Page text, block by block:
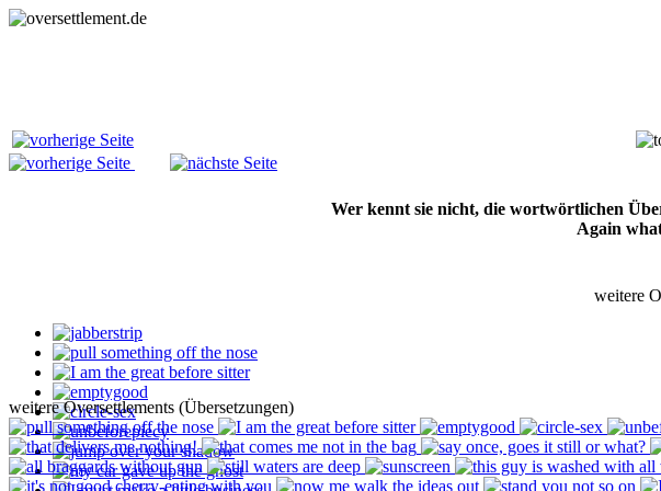
Wer kennt sie nicht, die wortwörtlichen
Again
weitere
weitere Oversettlements (Übersetzungen)